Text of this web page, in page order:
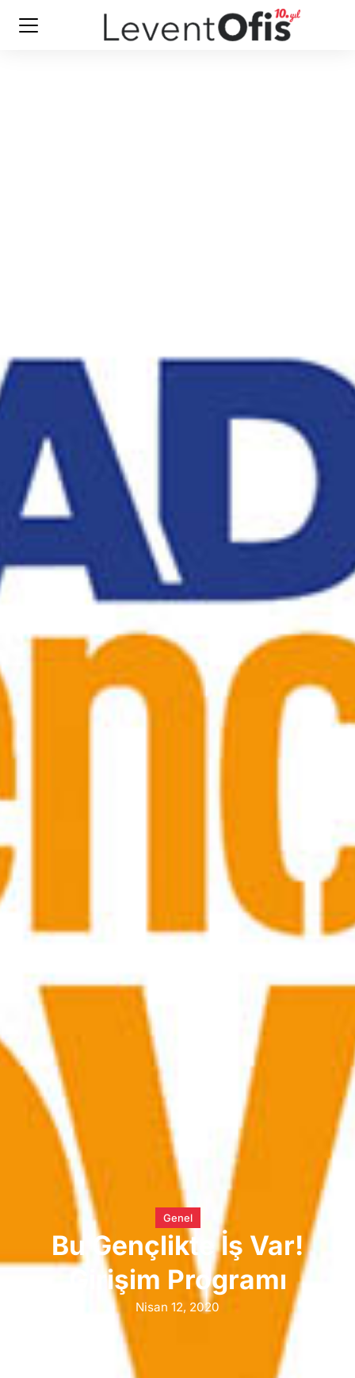
Genel
Bu Gençlikte İş Var!
Girişim Programı
Nisan 12, 2020